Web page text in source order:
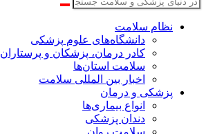
نظام سلامت
دانشگاه‌های علوم پزشکی
کادر درمان، پزشکان و پرستاران
سلامت استان‌ها
اخبار بین المللی سلامت
پزشکی و درمان
انواع بیماری‌ها
دندان پزشکی